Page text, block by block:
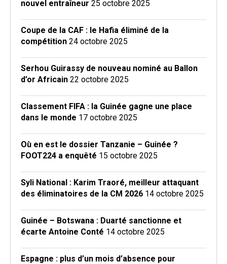
nouvel entraîneur 25 octobre 2025
Coupe de la CAF : le Hafia éliminé de la
compétition 24 octobre 2025
Serhou Guirassy de nouveau nominé au Ballon
d’or Africain 22 octobre 2025
Classement FIFA : la Guinée gagne une place
dans le monde 17 octobre 2025
Où en est le dossier Tanzanie – Guinée ?
FOOT224 a enquêté 15 octobre 2025
Syli National : Karim Traoré, meilleur attaquant
des éliminatoires de la CM 2026 14 octobre 2025
Guinée – Botswana : Duarté sanctionne et
écarte Antoine Conté 14 octobre 2025
Espagne : plus d’un mois d’absence pour